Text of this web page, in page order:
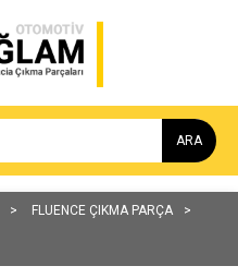
ARA
FLUENCE ÇIKMA PARÇA